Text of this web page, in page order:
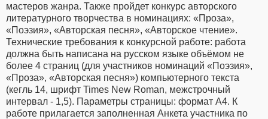
мастеров жанра. Также пройдет конкурс авторского
литературного творчества в номинациях: «Проза»,
«Поэзия», «Авторская песня», «Авторское чтение».
Технические требования к конкурсной работе: работа
должна быть написана на русском языке объёмом не
более 4 страниц (для участников номинаций «Поэзия»,
«Проза», «Авторская песня») компьютерного текста
(кегль 14, шрифт Times New Roman, межстрочный
интервал - 1,5). Параметры страницы: формат А4. К
работе прилагается заполненная Анкета участника по